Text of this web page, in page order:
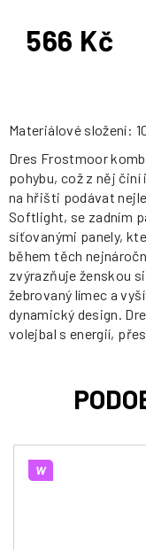
566 Kč
Měrná
Materiálové složení:
Dres Frostmoor
pohybu, což z něj
na hřišti podávat
Softlight, se zadním
síťovanými panely,
během těch
zvýrazňuje ženskou
žebrovaný límec a
dynamický design.
volejbal s energií,
W